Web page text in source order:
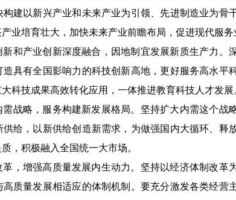
建以新兴产业和未来产业为引领、先进制造业为骨
业培育壮大，加快未来产业前瞻布局，促进现代服务
和产业创新深度融合，因地制宜发展新质生产力。
具有全国影响力的科技创新高地，更好服务高水平
科技成果高效转化应用，一体推进教育科技人才发展
战略，服务构建新发展格局。坚持扩大内需这个战
给，以新供给创造新需求，为做强国内大循环、释
，积极融入全国统一大市场。
，增强高质量发展内生动力。坚持以经济体制改革
质量发展相适应的体制机制。要充分激发各类经营